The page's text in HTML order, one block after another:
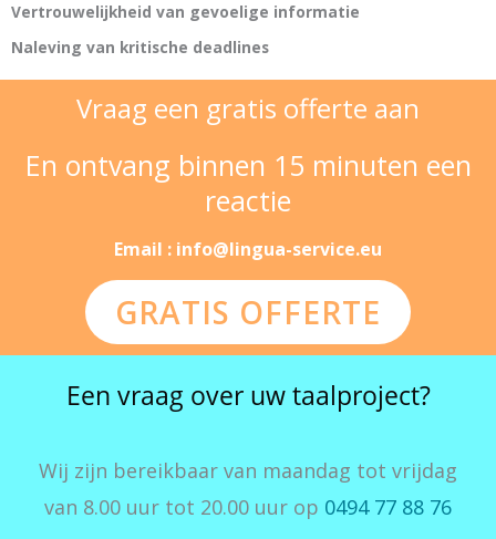
Vertrouwelijkheid van gevoelige informatie
Naleving van kritische deadlines
Vraag een gratis offerte aan
En ontvang binnen 15 minuten een
reactie
Email : info@lingua-service.eu
GRATIS OFFERTE
Een vraag over uw taalproject?
Wij zijn bereikbaar van maandag tot vrijdag
van 8.00 uur tot 20.00 uur op 0494 77 88 76